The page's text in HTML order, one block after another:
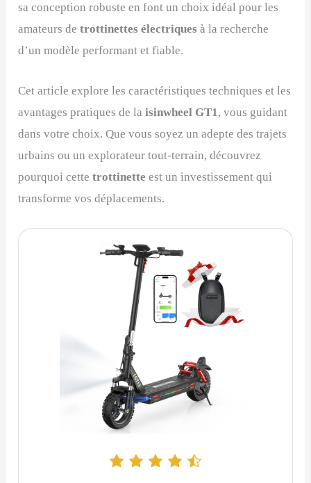
sa conception robuste en font un choix idéal pour les
amateurs detrottinettes électriques à la recherche
d’un modèle performant et fiable.
Cet article explore les caractéristiques techniques et les
avantages pratiques de laisinwheel GT1, vous guidant
dans votre choix. Que vous soyez un adepte des trajets
urbains ou un explorateur tout-terrain, découvrez
pourquoi cettetrottinette est un investissement qui
transforme vos déplacements.